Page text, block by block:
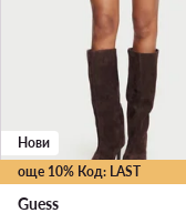
още 10% Код: LAST
Нови
Guess